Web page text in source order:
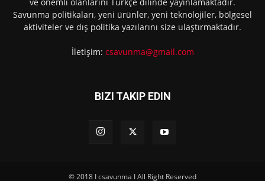
Savunma politikaları, yeni ürünler, yeni teknolojiler, bölgesel
aktiviteler ve dış politika yazılarını size ulaştırmaktadır.
İletişim: csavunma@gmail.com
BIZI TAKIP EDIN
© 2018 I csavunma I All Right Reserved